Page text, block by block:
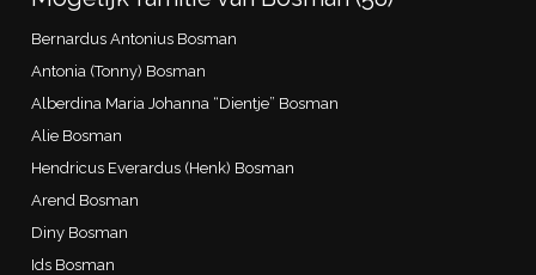
Bernardus Antonius Bosman
Antonia (Tonny) Bosman
Alberdina Maria Johanna “Dientje” Bosman
Alie Bosman
Hendricus Everardus (Henk) Bosman
Arend Bosman
Diny Bosman
Ids Bosman